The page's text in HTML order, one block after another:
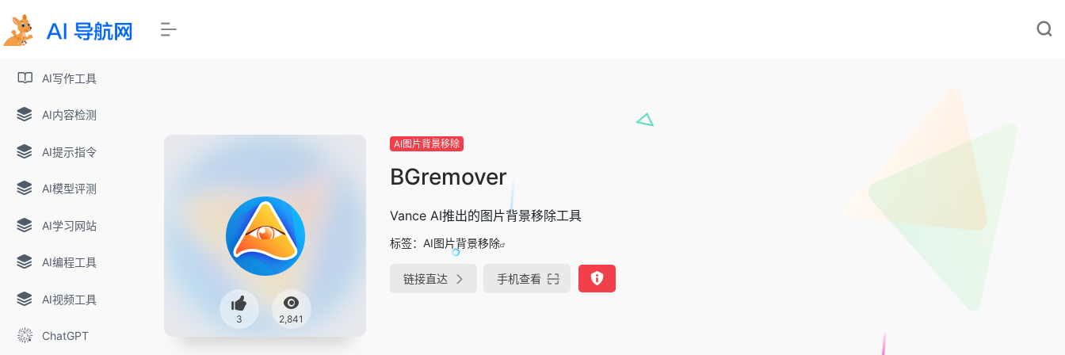
AI写作工具
AI内容检测
AI提示指令
AI模型评测
AI学习网站
AI编程工具
AI视频工具
ChatGPT
3 2,841
AI图片背景移除
BGremover
Vance AI推出的图片背景移除工具
标签： AI图片背景移除
链接直达 手机查看